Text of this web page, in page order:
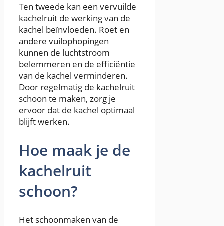
Ten tweede kan een vervuilde
kachelruit de werking van de
kachel beïnvloeden. Roet en
andere vuilophopingen
kunnen de luchtstroom
belemmeren en de efficiëntie
van de kachel verminderen.
Door regelmatig de kachelruit
schoon te maken, zorg je
ervoor dat de kachel optimaal
blijft werken.
Hoe maak je de
kachelruit
schoon?
Het schoonmaken van de